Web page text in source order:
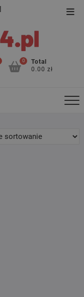
0
Total
0.00 zł